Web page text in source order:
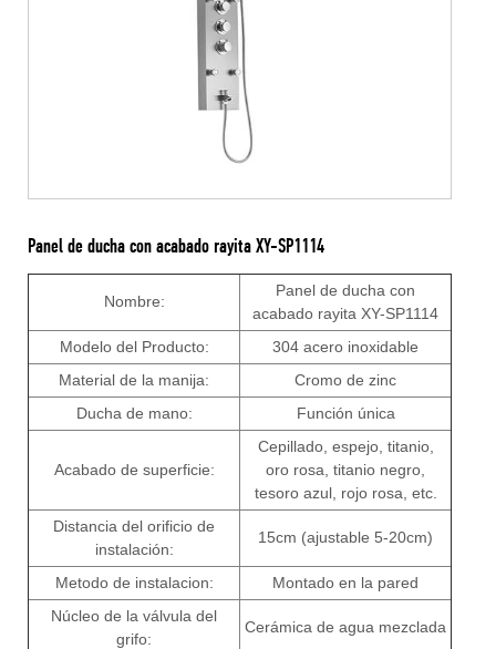
Panel de ducha con acabado rayita XY-SP1114
Nombre:
Panel de ducha con
acabado rayita XY-SP1114
Modelo del Producto:
304 acero inoxidable
Material de la manija:
Cromo de zinc
Ducha de mano:
Función única
Acabado de superficie:
Cepillado, espejo, titanio,
oro rosa, titanio negro,
tesoro azul, rojo rosa, etc.
Distancia del orificio de
instalación:
15cm (ajustable 5-20cm)
Metodo de instalacion:
Montado en la pared
Núcleo de la válvula del
grifo:
Cerámica de agua mezclada